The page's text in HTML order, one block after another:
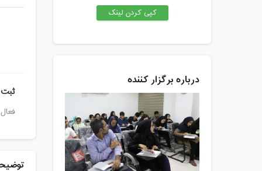
کپی کردن لینک
درباره برگزار کننده